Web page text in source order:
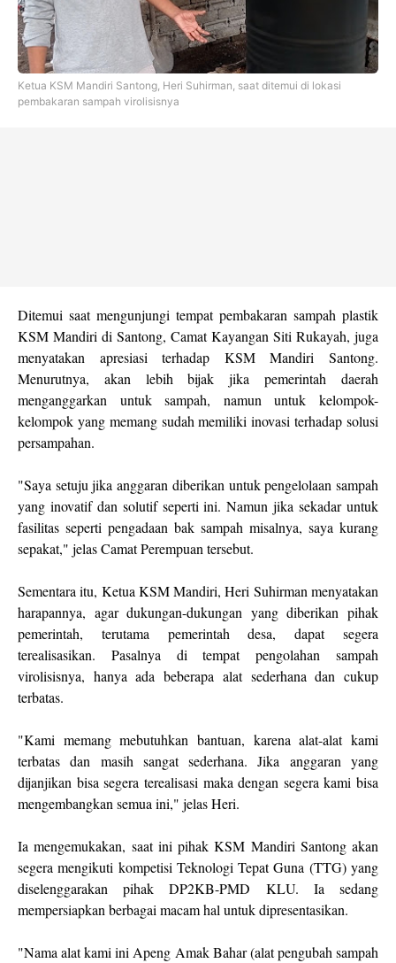
Ketua KSM Mandiri Santong, Heri Suhirman, saat ditemui di lokasi
pembakaran sampah virolisisnya
Ditemui saat mengunjungi tempat pembakaran sampah plastik
KSM Mandiri di Santong, Camat Kayangan Siti Rukayah, juga
menyatakan apresiasi terhadap KSM Mandiri Santong.
Menurutnya, akan lebih bijak jika pemerintah daerah
menganggarkan untuk sampah, namun untuk kelompok-
kelompok yang memang sudah memiliki inovasi terhadap solusi
persampahan.
"Saya setuju jika anggaran diberikan untuk pengelolaan sampah
yang inovatif dan solutif seperti ini. Namun jika sekadar untuk
fasilitas seperti pengadaan bak sampah misalnya, saya kurang
sepakat," jelas Camat Perempuan tersebut.
Sementara itu, Ketua KSM Mandiri, Heri Suhirman menyatakan
harapannya, agar dukungan-dukungan yang diberikan pihak
pemerintah, terutama pemerintah desa, dapat segera
terealisasikan. Pasalnya di tempat pengolahan sampah
virolisisnya, hanya ada beberapa alat sederhana dan cukup
terbatas.
"Kami memang mebutuhkan bantuan, karena alat-alat kami
terbatas dan masih sangat sederhana. Jika anggaran yang
dijanjikan bisa segera terealisasi maka dengan segera kami bisa
mengembangkan semua ini," jelas Heri.
Ia mengemukakan, saat ini pihak KSM Mandiri Santong akan
segera mengikuti kompetisi Teknologi Tepat Guna (TTG) yang
diselenggarakan pihak DP2KB-PMD KLU. Ia sedang
mempersiapkan berbagai macam hal untuk dipresentasikan.
"Nama alat kami ini Apeng Amak Bahar (alat pengubah sampah